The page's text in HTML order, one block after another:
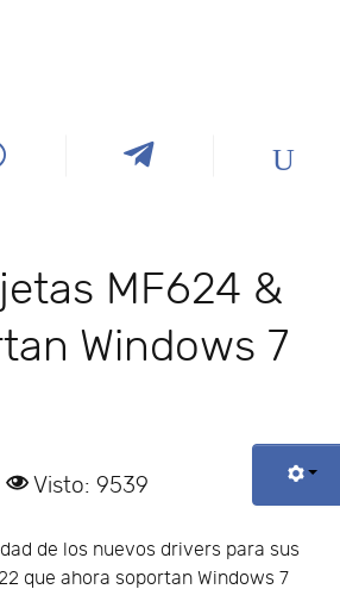
MF624 &
Windows 7
Visto: 9539
de los nuevos drivers para sus
que ahora soportan Windows 7